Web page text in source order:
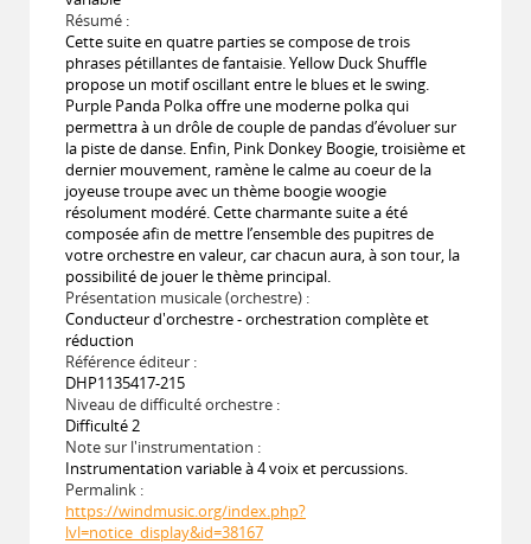
Résumé :
Cette suite en quatre parties se compose de trois
phrases pétillantes de fantaisie. Yellow Duck Shuffle
propose un motif oscillant entre le blues et le swing.
Purple Panda Polka offre une moderne polka qui
permettra à un drôle de couple de pandas d’évoluer sur
la piste de danse. Enfin, Pink Donkey Boogie, troisième et
dernier mouvement, ramène le calme au coeur de la
joyeuse troupe avec un thème boogie woogie
résolument modéré. Cette charmante suite a été
composée afin de mettre l’ensemble des pupitres de
votre orchestre en valeur, car chacun aura, à son tour, la
possibilité de jouer le thème principal.
Présentation musicale (orchestre) :
Conducteur d'orchestre - orchestration complète et
réduction
Référence éditeur :
DHP1135417-215
Niveau de difficulté orchestre :
Difficulté 2
Note sur l'instrumentation :
Instrumentation variable à 4 voix et percussions.
Permalink :
https://windmusic.org/index.php?
lvl=notice_display&id=38167